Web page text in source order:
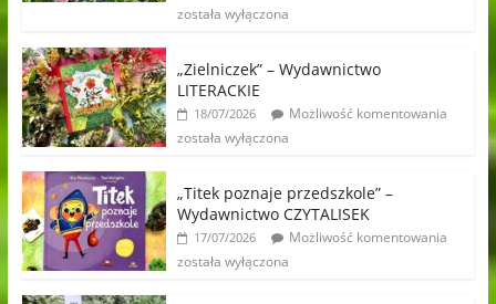
została wyłączona
„Zielniczek” – Wydawnictwo
LITERACKIE
18/07/2026
Możliwość komentowania
została wyłączona
„Titek poznaje przedszkole” –
Wydawnictwo CZYTALISEK
17/07/2026
Możliwość komentowania
została wyłączona